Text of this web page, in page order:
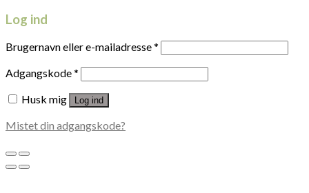
Log ind
Brugernavn eller e-mailadresse*
Adgangskode*
Husk mig
Log ind
Mistet din adgangskode?